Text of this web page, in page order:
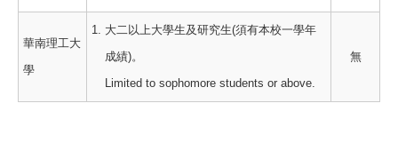
華南理工大
學
大二以上大學生及研究生(須有本校一學年
成績)。
Limited to sophomore students or above.
無